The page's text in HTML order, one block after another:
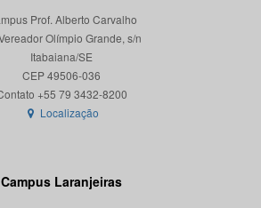
Prof. Alberto Carvalho
Olímpio Grande, s/n
Itabaiana/SE
CEP 49506-036
Localização
Campus Laranjeiras